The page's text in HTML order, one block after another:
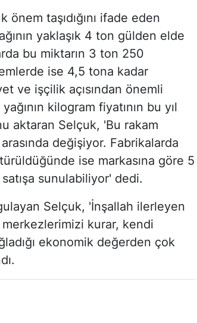
önem taşıdığını ifade eden
yaklaşık 4 ton gülden elde
bu miktarın 3 ton 250
ise 4,5 tona kadar
ve işçilik açısından önemli
kilogram fiyatının bu yıl
aktaran Selçuk, 'Bu rakam
değişiyor. Fabrikalarda
ise markasına göre 5
sunulabiliyor' dedi.
Selçuk, 'İnşallah ilerleyen
merkezlerimizi kurar, kendi
ekonomik değerden çok